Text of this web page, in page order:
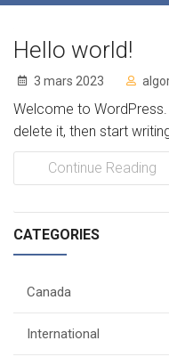
Vision/Valeurs
QUE FAISONS-NOUS
Nos programmes
RESSOURCES
Hello world!
3 mars 2023
Welcome to
delete it, then start
Continue Reading
CATEGORIES
Canada
International